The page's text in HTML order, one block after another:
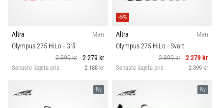
Altra
Män
Olympus 275 HiLo- Grå
2 399 kr
2 279 kr
Senaste lägsta pris 2 188 kr
-5%
Altra
Män
Olympus 275 HiLo- Svart
2 399 kr
2 279 kr
Senaste lägsta pris 2 399 kr
Ny Ny